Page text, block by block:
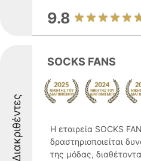
9.8
Διακριθέντες
SOCKS FANS
Η εταιρεία SOCKS
δραστηριοποιείται
της μόδας,